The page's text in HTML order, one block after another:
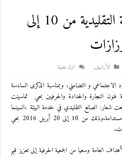
الملتقى الأول للصناعة التقليدية من 10 إلى
اﻷرشيف اترك تعليقا
الاجتماعي و التضامني، وبمناسبة الذكرى السادسة
فنون النجارة والحدادة والحرفيين بحي تماسينت
شعار: الصانع التقليدي في خدمة البيئة ،السينما
،السياحة والطاقة المتجددة من أجل تنمية مستدامة.وذلك من 10 إلى 20 أبريل 2016 بحي
العامة وسعيا من الجمعية الحرفية إلى تعزيز قيم